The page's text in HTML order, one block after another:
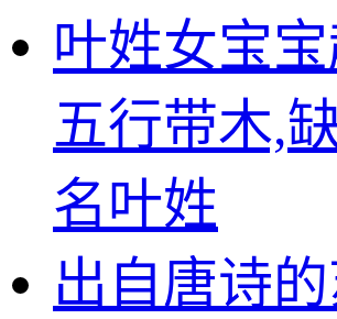
叶姓女宝
五行带木,
名叶姓
出自唐诗